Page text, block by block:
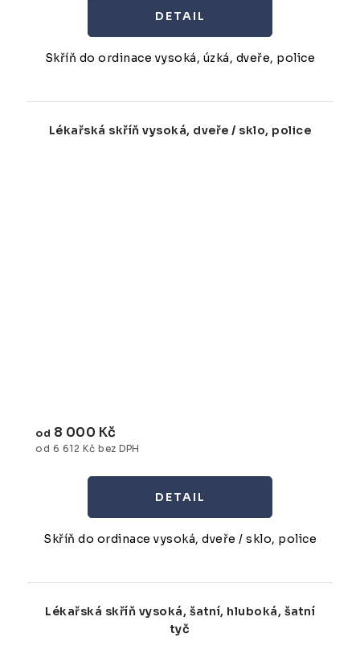
Skříň do ordinace vysoká, úzká, dveře, police
Lékařská skříň vysoká, dveře / sklo, police
od 6 612 Kč bez DPH
od 8 000 Kč
Skříň do ordinace vysoká, dveře / sklo, police
Lékařská skříň vysoká, šatní, hluboká, šatní
tyč